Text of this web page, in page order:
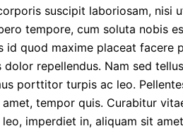
suscipit laboriosam, nisi
tempore, cum soluta nobis
id quod maxime placeat facere
repellendus. Nam sed
porttitor turpis ac leo.
tempor quis. Curabitur
imperdiet in, aliquam sit